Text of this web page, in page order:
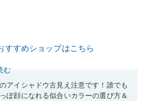
すすめショップはこちら
む
アイシャドウ古見え注意です！誰でも
ぽ顔になれる似合いカラーの選び方＆